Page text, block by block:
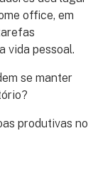
office, em
vida pessoal.
se manter
produtivas no